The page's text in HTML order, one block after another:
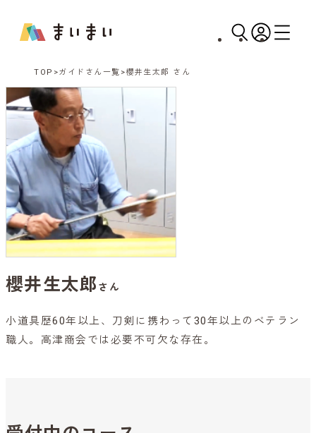
TOP ガイドさん一覧 櫻井生太郎 さん
櫻井生太郎 さん
小道具歴60年以上、刀剣に携わって30年以上のベテラン
職人。高津商会では必要不可欠な存在。